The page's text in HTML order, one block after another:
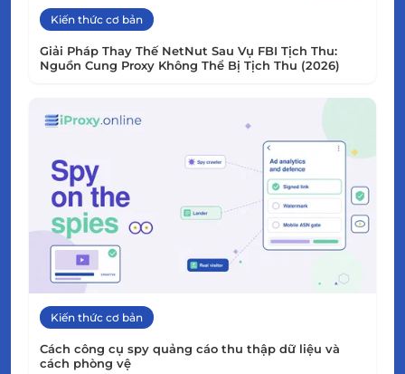
Kiến thức cơ bản
Giải Pháp Thay Thế NetNut Sau Vụ FBI Tịch Thu:
Nguồn Cung Proxy Không Thể Bị Tịch Thu (2026)
Kiến thức cơ bản
Cách công cụ spy quảng cáo thu thập dữ liệu và
cách phòng vệ